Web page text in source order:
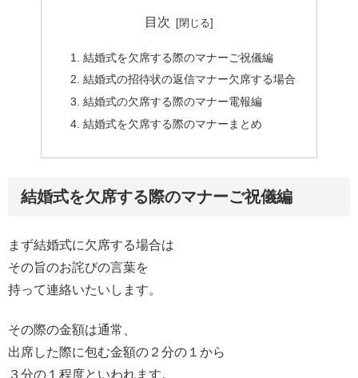
目次
結婚式を欠席する際のマナーご祝儀編
結婚式の招待状の返信マナー欠席する場合
結婚式の欠席する際のマナー電報編
結婚式を欠席する際のマナーまとめ
結婚式を欠席する際のマナーご祝儀編
まず結婚式に欠席する場合は
その旨のお詫びの言葉を
持って連絡いたいします。
その際の金額は通常、
出席した際に包む金額の２分の１から
３分の１程度といわれます。